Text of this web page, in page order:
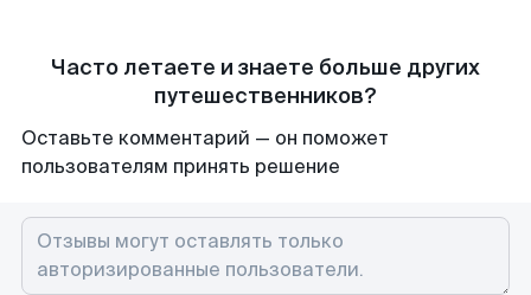
Часто летаете и знаете больше других
путешественников?
Оставьте комментарий — он поможет
пользователям принять решение